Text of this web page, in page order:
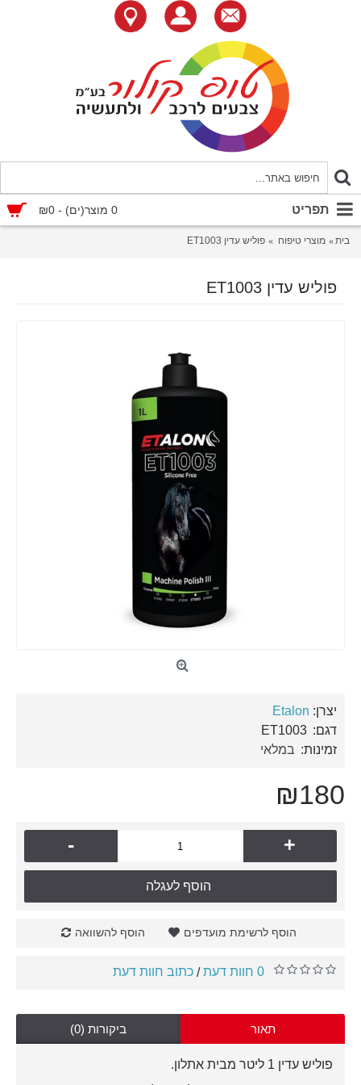
0 מוצר(ים) - ₪0 תפריט
בית מוצרי טיפוח פוליש עדין ET1003
פוליש עדין ET1003
יצרן: Etalon
דגם: ET1003
זמינות: במלאי
₪180
- +
הוסף לעגלה
הוסף לרשימת מועדפים הוסף להשוואה
0 חוות דעת / כתוב חוות דעת
תאור ביקורות (0)
פוליש עדין 1 ליטר מבית אתלון.